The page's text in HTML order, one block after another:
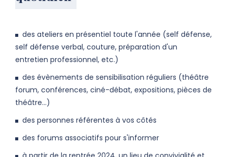
des ateliers en présentiel toute l'année (self défense,
self défense verbal, couture, préparation d'un
entretien professionnel, etc.)
des évènements de sensibilisation réguliers (théâtre
forum, conférences, ciné-débat, expositions, pièces de
théâtre...)
des personnes référentes à vos côtés
des forums associatifs pour s'informer